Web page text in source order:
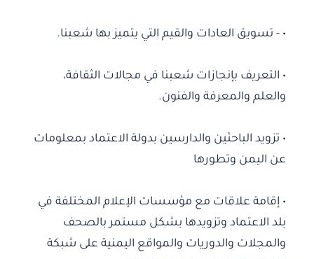
• - تسويق العادات والقيم التي يتميز بها شعبنا.
• التعريف بإنجازات شعبنا في مجالات الثقافة،
والعلم والمعرفة والفنون.
• تزويد الباحثين والدارسين بدولة الاعتماد بمعلومات
عن اليمن وتطورها
• إقامة علاقات مع مؤسسات الإعلام المختلفة في
بلد الاعتماد وتزويدها بشكل مستمر بالصحف
والمجلات والدوريات والمواقع اليمنية على شبكة